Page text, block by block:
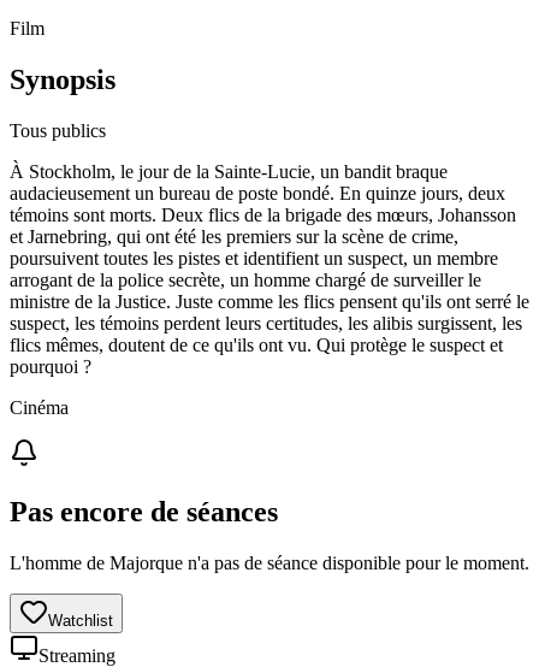
Film
Synopsis
Tous publics
À Stockholm, le jour de la Sainte-Lucie, un bandit braque
audacieusement un bureau de poste bondé. En quinze jours, deux
témoins sont morts. Deux flics de la brigade des mœurs, Johansson
et Jarnebring, qui ont été les premiers sur la scène de crime,
poursuivent toutes les pistes et identifient un suspect, un membre
arrogant de la police secrète, un homme chargé de surveiller le
ministre de la Justice. Juste comme les flics pensent qu'ils ont serré le
suspect, les témoins perdent leurs certitudes, les alibis surgissent, les
flics mêmes, doutent de ce qu'ils ont vu. Qui protège le suspect et
pourquoi ?
Cinéma
Pas encore de séances
L'homme de Majorque n'a pas de séance disponible pour le moment.
Watchlist
Streaming